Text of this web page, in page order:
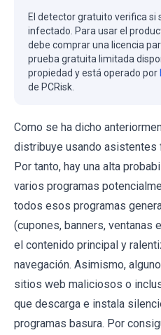
El detector gratuito verifica si
infectado. Para usar el
debe comprar una licencia
prueba gratuita limitada
propiedad y está operado por
de PCRisk.
Como se ha dicho
distribuye usando
Por tanto, hay una alta
varios programas
todos esos programas
(cupones, banners, ventanas
el contenido principal y
navegación. Asimismo,
sitios web maliciosos o
que descarga e instala
programas basura. Por